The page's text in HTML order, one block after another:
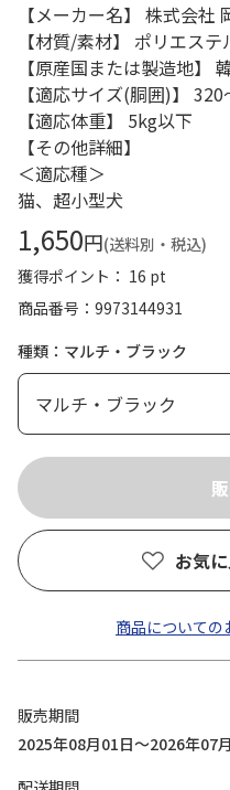
【メーカー名】 株式会社
【材質/素材】 ポリエス
【原産国または製造地】
【適応サイズ(胴囲)】
【適応体重】 5kg以下
【その他詳細】
＜適応種＞
猫、超小型犬
1,650円(送料別・税込)
獲得ポイント： 16 pt
商品番号
9973144931
種類：マルチ・ブラック
お気
商品についての
販売期間
2025年08月01日～2026年07